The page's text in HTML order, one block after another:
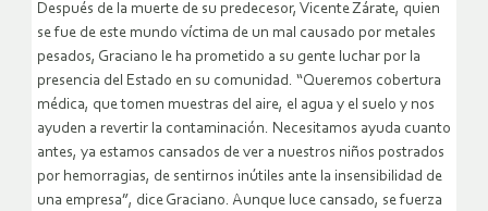
Después de la muerte de su predecesor, Vicente Zárate, quien
se fue de este mundo víctima de un mal causado por metales
pesados, Graciano le ha prometido a su gente luchar por la
presencia del Estado en su comunidad. “Queremos cobertura
médica, que tomen muestras del aire, el agua y el suelo y nos
ayuden a revertir la contaminación. Necesitamos ayuda cuanto
antes, ya estamos cansados de ver a nuestros niños postrados
por hemorragias, de sentirnos inútiles ante la insensibilidad de
una empresa”, dice Graciano. Aunque luce cansado, se fuerza